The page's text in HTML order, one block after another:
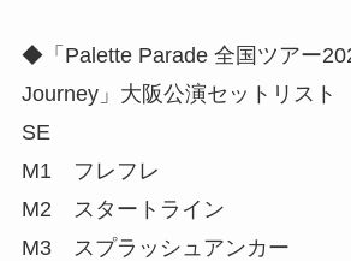
◆「Palette Parade 全国ツアー
Journey」大阪公演セットリスト
SE
M1 フレフレ
M2 スタートライン
M3 スプラッシュアンカー